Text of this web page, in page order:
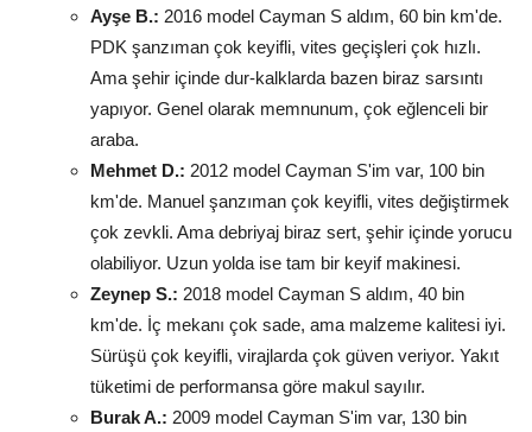
Ayşe B.: 2016 model Cayman S aldım, 60 bin km'de.
PDK şanzıman çok keyifli, vites geçişleri çok hızlı.
Ama şehir içinde dur-kalklarda bazen biraz sarsıntı
yapıyor. Genel olarak memnunum, çok eğlenceli bir
araba.
Mehmet D.: 2012 model Cayman S'im var, 100 bin
km'de. Manuel şanzıman çok keyifli, vites değiştirmek
çok zevkli. Ama debriyaj biraz sert, şehir içinde yorucu
olabiliyor. Uzun yolda ise tam bir keyif makinesi.
Zeynep S.: 2018 model Cayman S aldım, 40 bin
km'de. İç mekanı çok sade, ama malzeme kalitesi iyi.
Sürüşü çok keyifli, virajlarda çok güven veriyor. Yakıt
tüketimi de performansa göre makul sayılır.
Burak A.: 2009 model Cayman S'im var, 130 bin